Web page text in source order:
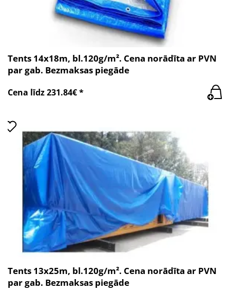
Tents 14x18m, bl.120g/m². Cena norādīta ar PVN
par gab. Bezmaksas piegāde
Cena līdz 231.84€ *
Tents 13x25m, bl.120g/m². Cena norādīta ar PVN
par gab. Bezmaksas piegāde